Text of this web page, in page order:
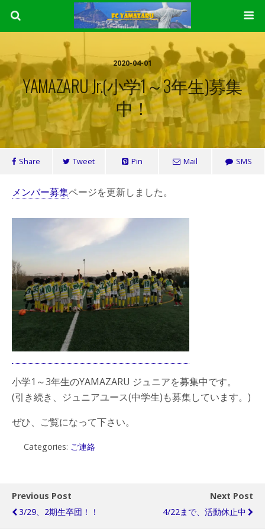
2020-04-01
YAMAZARU Jr.(小学1～3年生)募集
中！
Share Tweet Pin Mail SMS
メンバー募集ページを更新しました。
小学1～3年生のYAMAZARU ジュニアを募集中です。
(引き続き、ジュニアユース(中学生)も募集しています。)
ぜひ、ご覧になって下さい。
Categories: ご連絡
Previous Post
3/29、2期生卒団！！
Next Post
4/22まで、活動休止中